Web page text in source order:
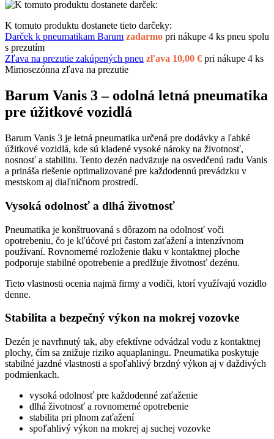
K tomuto produktu dostanete tieto darčeky:
Darček k pneumatikam Barum zadarmo pri nákupe 4 ks pneu spolu
s prezutím
Zľava na prezutie zakúpených pneu zľava 10,00 € pri nákupe 4 ks
Mimosezónna zľava na prezutie
Barum Vanis 3 – odolná letná pneumatika
pre úžitkové vozidlá
Barum Vanis 3 je letná pneumatika určená pre dodávky a ľahké
úžitkové vozidlá, kde sú kladené vysoké nároky na životnosť,
nosnosť a stabilitu. Tento dezén nadväzuje na osvedčenú radu Vanis
a prináša riešenie optimalizované pre každodennú prevádzku v
mestskom aj diaľničnom prostredí.
Vysoká odolnosť a dlhá životnosť
Pneumatika je konštruovaná s dôrazom na odolnosť voči
opotrebeniu, čo je kľúčové pri častom zaťažení a intenzívnom
používaní. Rovnomerné rozloženie tlaku v kontaktnej ploche
podporuje stabilné opotrebenie a predlžuje životnosť dezénu.
Tieto vlastnosti ocenia najmä firmy a vodiči, ktorí využívajú vozidlo
denne.
Stabilita a bezpečný výkon na mokrej vozovke
Dezén je navrhnutý tak, aby efektívne odvádzal vodu z kontaktnej
plochy, čím sa znižuje riziko aquaplaningu. Pneumatika poskytuje
stabilné jazdné vlastnosti a spoľahlivý brzdný výkon aj v daždivých
podmienkach.
vysoká odolnosť pre každodenné zaťaženie
dlhá životnosť a rovnomerné opotrebenie
stabilita pri plnom zaťažení
spoľahlivý výkon na mokrej aj suchej vozovke